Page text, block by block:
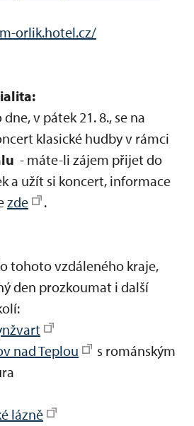
orlik.hotel.cz/
v pátek 21. 8., se na
klasické hudby v rámci
- máte-li zájem přijet do
a užít si koncert, informace
zde .
tohoto vzdáleného kraje,
den prozkoumat i další
nad Teplou
s románským
lázně